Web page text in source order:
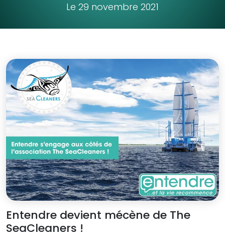
Le 29 novembre 2021
Entendre devient mécène de The
SeaCleaners !